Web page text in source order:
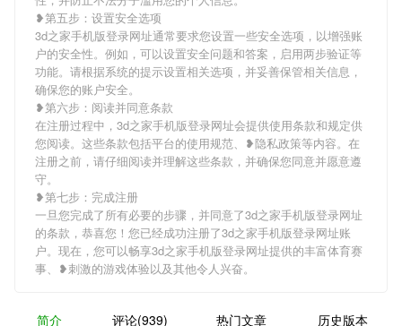
❥第五步：设置安全选项
3d之家手机版登录网址通常要求您设置一些安全选项，以增强账
户的安全性。例如，可以设置安全问题和答案，启用两步验证等
功能。请根据系统的提示设置相关选项，并妥善保管相关信息，
确保您的账户安全。
❥第六步：阅读并同意条款
在注册过程中，3d之家手机版登录网址会提供使用条款和规定供
您阅读。这些条款包括平台的使用规范、❥隐私政策等内容。在
注册之前，请仔细阅读并理解这些条款，并确保您同意并愿意遵
守。
❥第七步：完成注册
一旦您完成了所有必要的步骤，并同意了3d之家手机版登录网址
的条款，恭喜您！您已经成功注册了3d之家手机版登录网址账
户。现在，您可以畅享3d之家手机版登录网址提供的丰富体育赛
事、❥刺激的游戏体验以及其他令人兴奋。
简介 评论(939) 热门文章 历史版本